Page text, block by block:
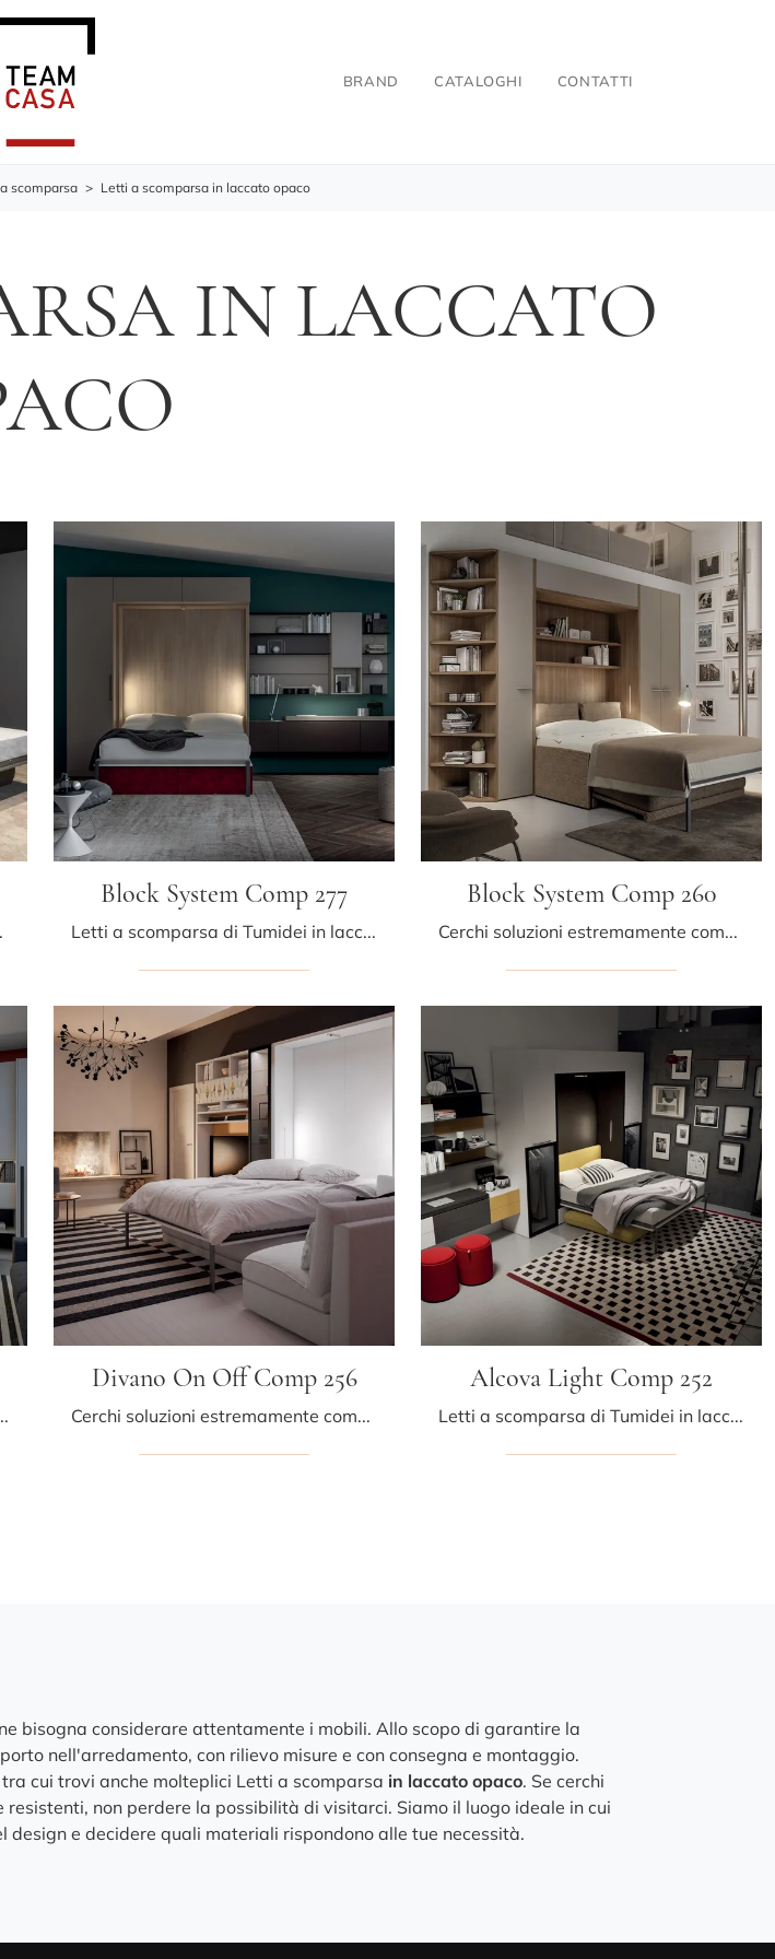
BRAND CATALOGHI CONTATTI
scomparsa > Letti a scomparsa in laccato opaco
IN LACCATO
02 in laccato opaco.
Block System Comp 277
Letti a scomparsa di Tumidei in laccato opaco: ottieni informazioni sul letto Block System Comp 277 e arreda i tuoi spazi in modo pratico e dinamico.
Block System Comp 260
Cerchi soluzioni estremamente compatte? Scopri i letti a scomparsa Tumidei come questo modello Block System Comp 260 in laccato opaco.
257 e arreda i tuoi spazi in modo pratico e dinamico.
Divano On Off Comp 256
Cerchi soluzioni estremamente compatte? Scopri i letti a scomparsa Tumidei come questo modello Divano On Off Comp 256 in laccato opaco.
Alcova Light Comp 252
Letti a scomparsa di Tumidei in laccato opaco: ottieni informazioni sul letto Alcova Light Comp 252 e arreda i tuoi interni in modo operativo e ...
bisogna considerare attentamente i mobili. Allo scopo di garantire la
nell'arredamento, con rilievo misure e con consegna e montaggio.
cui trovi anche molteplici Letti a scomparsa in laccato opaco. Se cerchi
non perdere la possibilità di visitarci. Siamo il luogo ideale in cui
e decidere quali materiali rispondono alle tue necessità.